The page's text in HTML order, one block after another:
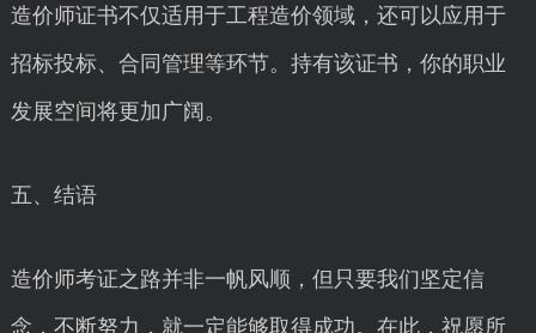
造价师证书不仅适用于工程造价领域，还可以应用于
招标投标、合同管理等环节。持有该证书，你的职业
发展空间将更加广阔。
五、结语
造价师考证之路并非一帆风顺，但只要我们坚定信
念，不断努力，就一定能够取得成功。在此，祝愿所